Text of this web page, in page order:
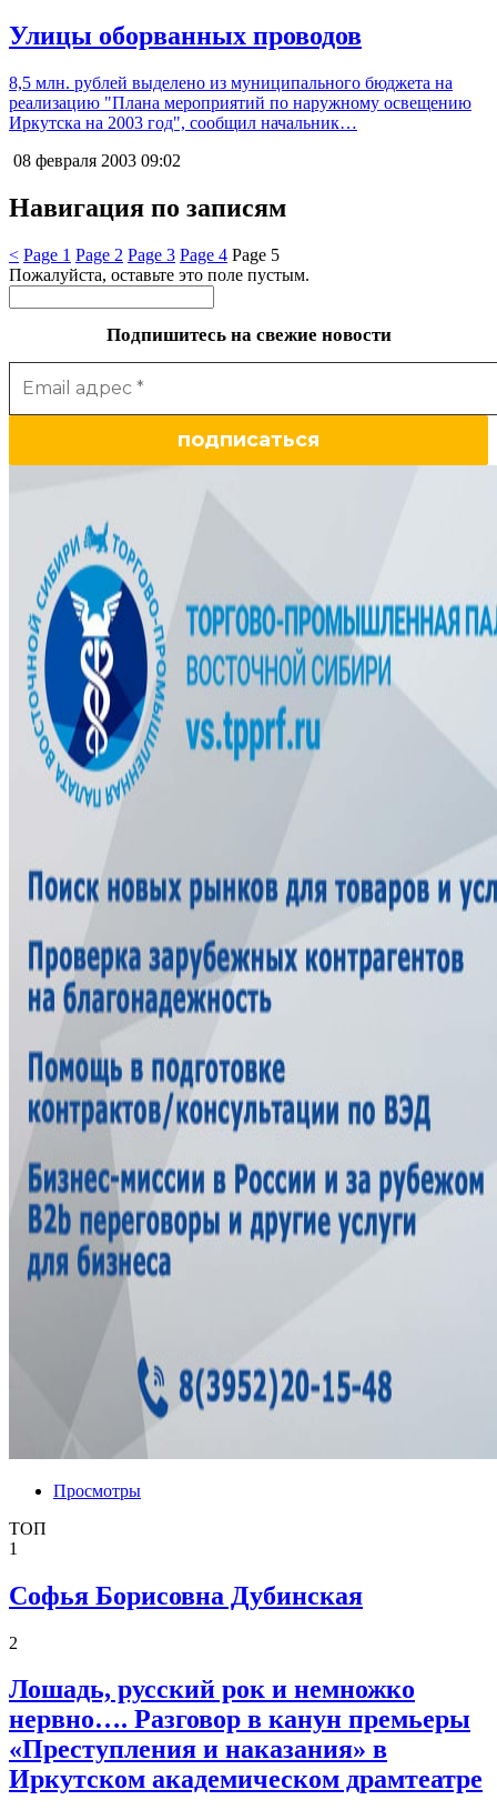
Улицы оборванных проводов
8,5 млн. рублей выделено из муниципального бюджета на
реализацию "Плана мероприятий по наружному освещению
Иркутска на 2003 год", сообщил начальник…
08 февраля 2003 09:02
Навигация по записям
< Page 1 Page 2 Page 3 Page 4 Page 5
Пожалуйста, оставьте это поле пустым.
Подпишитесь на свежие новости
Просмотры
ТОП
1
Софья Борисовна Дубинская
2
Лошадь, русский рок и немножко
нервно…. Разговор в канун премьеры
«Преступления и наказания» в
Иркутском академическом драмтеатре